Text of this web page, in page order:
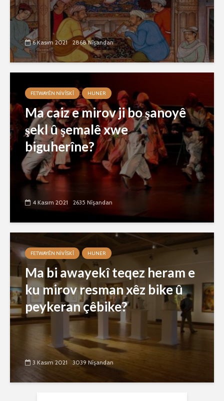
6 Kasım 2021 2868 Nîşandan
FETWAYÊN NIVÎSKÎ HUNER
Ma caiz e mirov ji bo şanoyê
şekl û şemalê xwe
biguherîne?
4 Kasım 2021 2635 Nîşandan
FETWAYÊN NIVÎSKÎ HUNER
Ma bi awayekî teqez heram e
ku mirov resman xêz bike û
peykeran çêbike?
3 Kasım 2021 3039 Nîşandan